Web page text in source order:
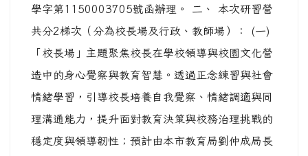
學字第1150003705號函辦理。 二、 本次研習營
共分2梯次（分為校長場及行政、教師場）： (一)
「校長場」主題聚焦校長在學校領導與校園文化營
造中的身心覺察與教育智慧。透過正念練習與社會
情緒學習，引導校長培養自我覺察、情緒調適與同
理溝通能力，提升面對教育決策與校務治理挑戰的
穩定度與領導韌性；預計由本市教育局劉仲成局長